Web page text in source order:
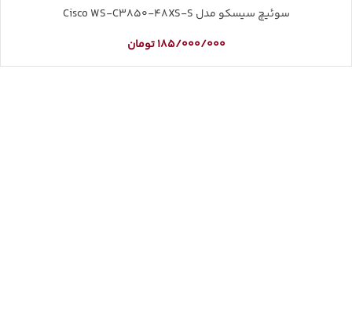
سوئیچ سیسکو مدل Cisco WS-C3850-48XS-S
185/000/000 تومان